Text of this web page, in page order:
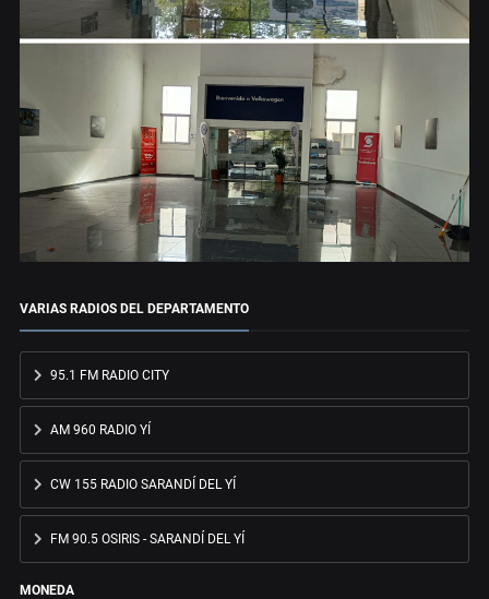
VARIAS RADIOS DEL DEPARTAMENTO
95.1 FM RADIO CITY
AM 960 RADIO YÍ
CW 155 RADIO SARANDÍ DEL YÍ
FM 90.5 OSIRIS - SARANDÍ DEL YÍ
MONEDA